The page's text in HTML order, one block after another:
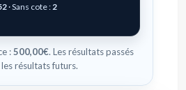
· Sans cote : 2
:500,00€. Les résultats passés
résultats futurs.